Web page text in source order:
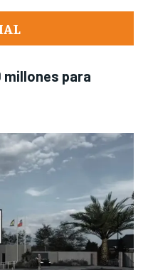
millones para